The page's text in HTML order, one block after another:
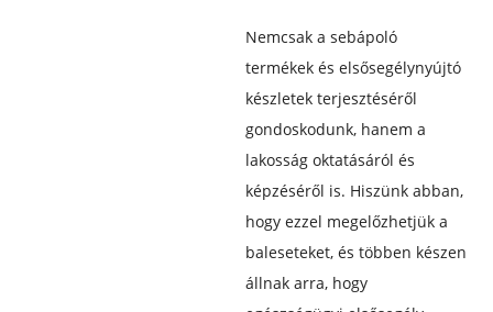
Nemcsak a sebápoló
termékek és elsősegélynyújtó
készletek terjesztéséről
gondoskodunk, hanem a
lakosság oktatásáról és
képzéséről is. Hiszünk abban,
hogy ezzel megelőzhetjük a
baleseteket, és többen készen
állnak arra, hogy